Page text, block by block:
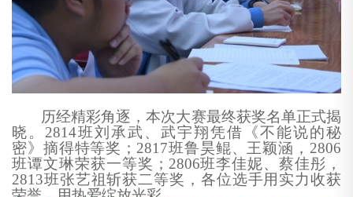
历经精彩角逐，本次大赛最终获奖名单正式揭
晓。 2814班刘承武、武宇翔凭借《不能说的秘
密》摘得特等奖； 2817班鲁昊鲲、王颖涵， 2806
班谭文琳荣获一等奖； 2806班李佳妮、蔡佳彤，
2813班张艺祖斩获二等奖，各位选手用实力收获